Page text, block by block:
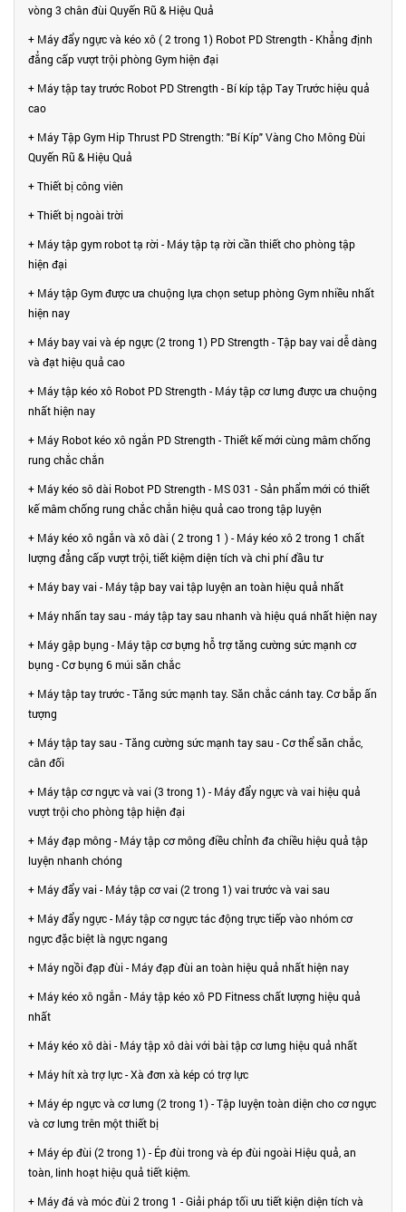
vòng 3 chân đùi Quyến Rũ & Hiệu Quả
+ Máy đẩy ngực và kéo xô ( 2 trong 1) Robot PD Strength - Khẳng định
đẳng cấp vượt trội phòng Gym hiện đại
+ Máy tập tay trước Robot PD Strength - Bí kíp tập Tay Trước hiệu quả
cao
+ Máy Tập Gym Hip Thrust PD Strength: "Bí Kíp" Vàng Cho Mông Đùi
Quyến Rũ & Hiệu Quả
+ Thiết bị công viên
+ Thiết bị ngoài trời
+ Máy tập gym robot tạ rời - Máy tập tạ rời cần thiết cho phòng tập
hiện đại
+ Máy tập Gym được ưa chuộng lựa chọn setup phòng Gym nhiều nhất
hiện nay
+ Máy bay vai và ép ngực (2 trong 1) PD Strength - Tập bay vai dễ dàng
và đạt hiệu quả cao
+ Máy tập kéo xô Robot PD Strength - Máy tập cơ lưng được ưa chuộng
nhất hiện nay
+ Máy Robot kéo xô ngắn PD Strength - Thiết kế mới cùng mâm chống
rung chắc chắn
+ Máy kéo sô dài Robot PD Strength - MS 031 - Sản phẩm mới có thiết
kế mâm chống rung chắc chắn hiệu quả cao trong tập luyện
+ Máy kéo xô ngắn và xô dài ( 2 trong 1 ) - Máy kéo xô 2 trong 1 chất
lượng đẳng cấp vượt trội, tiết kiệm diện tích và chi phí đầu tư
+ Máy bay vai - Máy tập bay vai tập luyện an toàn hiệu quả nhất
+ Máy nhấn tay sau - máy tập tay sau nhanh và hiệu quá nhất hiện nay
+ Máy gập bụng - Máy tập cơ bựng hỗ trợ tăng cường sức mạnh cơ
bụng - Cơ bụng 6 múi săn chắc
+ Máy tập tay trước - Tăng sức mạnh tay. Săn chắc cánh tay. Cơ bắp ấn
tượng
+ Máy tập tay sau - Tăng cường sức mạnh tay sau - Cơ thể săn chắc,
cân đối
+ Máy tập cơ ngực và vai (3 trong 1) - Máy đẩy ngực và vai hiệu quả
vượt trội cho phòng tập hiện đại
+ Máy đạp mông - Máy tập cơ mông điều chỉnh đa chiều hiệu quả tập
luyện nhanh chóng
+ Máy đẩy vai - Máy tập cơ vai (2 trong 1) vai trước và vai sau
+ Máy đẩy ngực - Máy tập cơ ngực tác động trực tiếp vào nhóm cơ
ngực đặc biệt là ngực ngang
+ Máy ngồi đạp đùi - Máy đạp đùi an toàn hiệu quả nhất hiện nay
+ Máy kéo xô ngắn - Máy tập kéo xô PD Fitness chất lượng hiệu quả
nhất
+ Máy kéo xô dài - Máy tập xô dài với bài tập cơ lưng hiệu quả nhất
+ Máy hít xà trợ lực - Xà đơn xà kép có trợ lực
+ Máy ép ngực và cơ lưng (2 trong 1) - Tập luyện toàn diện cho cơ ngực
và cơ lưng trên một thiết bị
+ Máy ép đùi (2 trong 1) - Ép đùi trong và ép đùi ngoài Hiệu quả, an
toàn, linh hoạt hiệu quả tiết kiệm.
+ Máy đá và móc đùi 2 trong 1 - Giải pháp tối ưu tiết kiện diện tích và